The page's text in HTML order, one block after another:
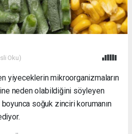
Oku)
yiyeceklerin mikroorganizmaların
neden olabildiğini söyleyen
soğuk zinciri korumanın